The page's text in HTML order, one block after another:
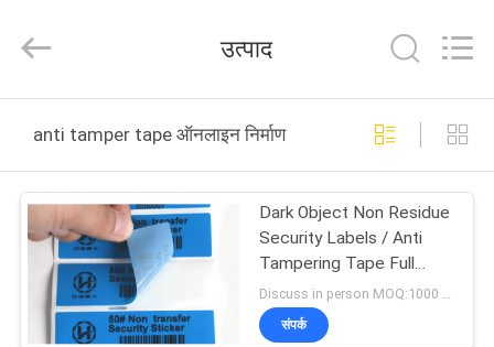
उत्पादों
हमारे
Material
Rights
उत्पाद
anti tamper tape ऑनलाइन निर्माण
Dark Object Non Residue
Security Labels / Anti
Tampering Tape Full
Color
Discuss in person MOQ:1000 pcs
संपर्क